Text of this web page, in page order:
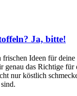
Ja, bitte!
frischen Ideen für deine
genau das Richtige für
nur köstlich